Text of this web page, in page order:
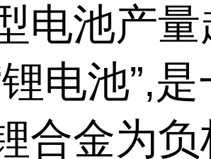
电池产量
锂电池”,
合金为